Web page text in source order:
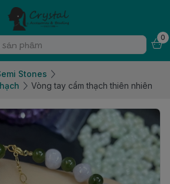
0
Stones
Vòng tay cẩm thạch thiên nhiên